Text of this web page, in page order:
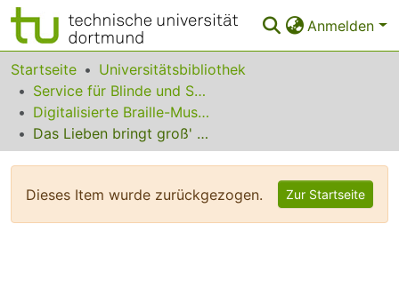
Anmelden
Bereiche & Sammlungen
Das gesamte Repositorium
Statistiken
Startseite
Universitätsbibliothek
Service für Blinde und Sehbehinderte
Digitalisierte Braille-Musik-Matrizen des VzfB
Das Lieben bringt groß' Freud
Dieses Item wurde zurückgezogen. Zur Startseite